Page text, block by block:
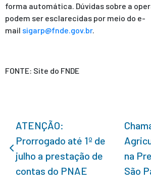
forma automática. Dúvidas sobre a
podem ser esclarecidas por meio do e-
mail sigarp@fnde.gov.br.
FONTE: Site do FNDE
ATENÇÃO:
Prorrogado até 1º de
julho a prestação de
contas do PNAE
na
São